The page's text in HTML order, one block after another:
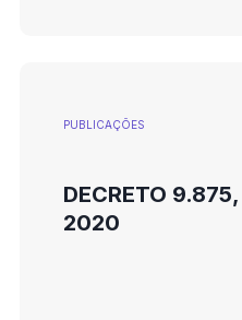
PUBLICAÇÕES
DECRETO 9.875,
2020